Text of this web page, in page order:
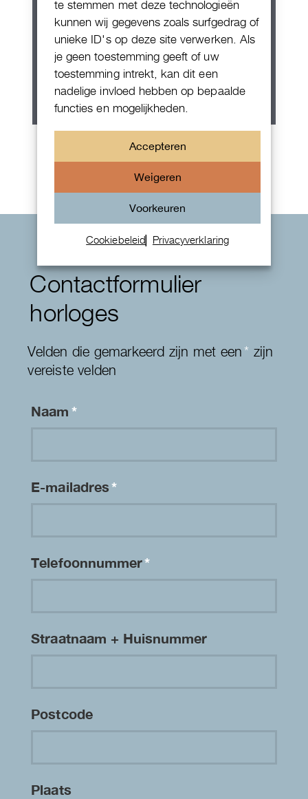
te stemmen met deze technologieën
kunnen wij gegevens zoals surfgedrag of
unieke ID's op deze site verwerken. Als
je geen toestemming geeft of uw
toestemming intrekt, kan dit een
nadelige invloed hebben op bepaalde
functies en mogelijkheden.
Accepteren
Weigeren
Voorkeuren
Cookiebeleid Privacyverklaring
Rolex Oyster Perpetual 36
Contactformulier
horloges
Velden die gemarkeerd zijn met een* zijn
vereiste velden
Naam*
E-mailadres*
Telefoonnummer*
Straatnaam + Huisnummer
Postcode
Plaats